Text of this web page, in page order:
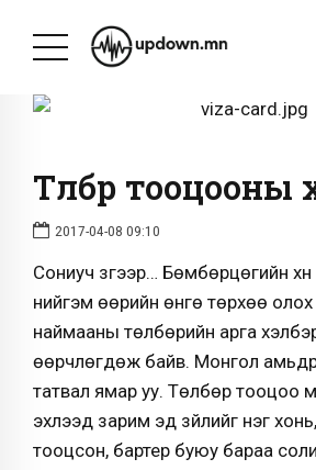
Төлбөр тооцооны
2017-04-08 09:10
Сониуч үзгээр… Бөмбөрцөгийн
нийгэм өөрийн өнгө төрхөө
наймааны төлбөрийн арга
өөрчлөгдөж байв. Монгол
татвал ямар уу. Төлбөр тооцоо
эхлээд зарим эд зүйлийг нэг
тооцсон, бартер буюу бараа